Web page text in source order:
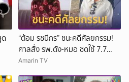
ด
“ต้อม รชนีกร” ชนะคดีศัลยกรรม!
ศาลสั่ง รพ.ดัง-หมอ ชดใช้ 7.7
ล้าน
Amarin TV